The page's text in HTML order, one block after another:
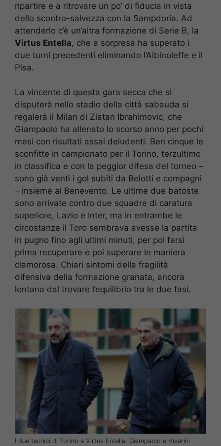
ripartire e a ritrovare un po’ di fiducia in vista
dello scontro-salvezza con la Sampdoria. Ad
attenderlo c’è un’altra formazione di Serie B, la
Virtus Entella, che a sorpresa ha superato i
due turni precedenti eliminando l’Albinoleffe e il
Pisa.
La vincente di questa gara secca che si
disputerà nello stadio della città sabauda si
regalerà il Milan di Zlatan Ibrahimovic, che
Giampaolo ha allenato lo scorso anno per pochi
mesi con risultati assai deludenti. Ben cinque le
sconfitte in campionato per il Torino, terzultimo
in classifica e con la peggior difesa del torneo –
sono già venti i gol subiti da Belotti e compagni
– insieme al Benevento. Le ultime due batoste
sono arrivate contro due squadre di caratura
superiore, Lazio e Inter, ma in entrambe le
circostanze il Toro sembrava avesse la partita
in pugno fino agli ultimi minuti, per poi farsi
prima recuperare e poi superare in maniera
clamorosa. Chiari sintomi della fragilità
difensiva della formazione granata, ancora
lontana dal trovare l’equilibrio tra le due fasi.
I due tecnici di Torino e Virtus Entella, Giampaolo e Vivarini